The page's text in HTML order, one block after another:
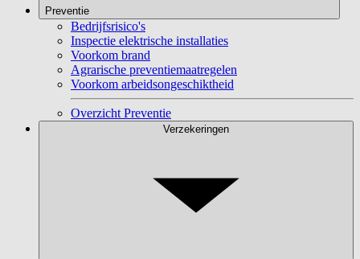
Preventie
Bedrijfsrisico's
Inspectie elektrische installaties
Voorkom brand
Agrarische preventiemaatregelen
Voorkom arbeidsongeschiktheid
Overzicht Preventie
Verzekeringen